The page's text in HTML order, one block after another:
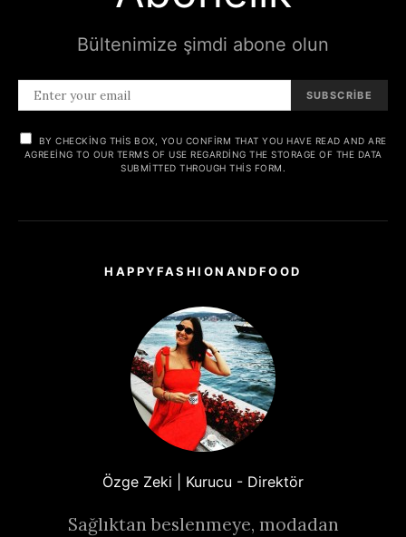
Bültenimize şimdi abone olun
SUBSCRIBE
BY CHECKING THIS BOX, YOU CONFIRM THAT YOU HAVE READ AND ARE
AGREEING TO OUR TERMS OF USE REGARDING THE STORAGE OF THE DATA
SUBMITTED THROUGH THIS FORM.
HAPPYFASHIONANDFOOD
Özge Zeki | Kurucu - Direktör
Sağlıktan beslenmeye, modadan